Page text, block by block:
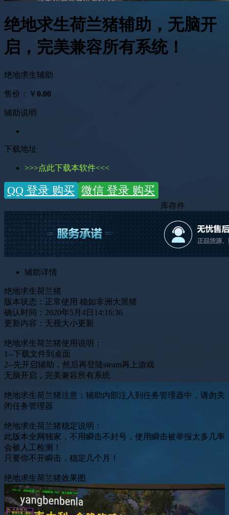
绝地求生荷兰猪辅助，无脑开
启，完美兼容所有系统！
绝地求生辅助
售价 ：￥ 0.00
辅助说明
下载地址
>>>点此下载本软件<<<
QQ 登录 购买 微信 登录 购买
库存件
辅助详情
绝地求生荷兰猪
版本状态：正常使用 稳如非洲大黑猪
确认时间：2020年5月4日14:16:36
更新内容：无视大小更新
绝地求生荷兰猪使用说明：
1--下载文件到桌面
2--先开启辅助，然后再登陆steam再上游戏
无脑开启，完美兼容所有系统
绝地求生荷兰猪注意：辅助内部注入到任务管理器中，请勿关
闭任务管理器
绝地求生荷兰猪稳定说明：
此版本全网独家，不用瞬击不封号，使用瞬击被举报太多几率
会被人工检测！
只要你不开瞬击，稳定几个月！
绝地求生荷兰猪效果图